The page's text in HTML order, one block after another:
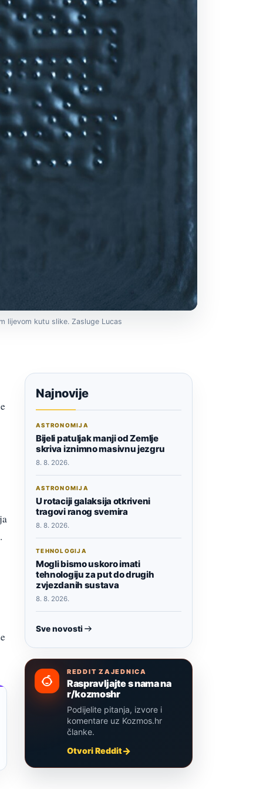
lijevom kutu slike. Zasluge Lucas
Najnovije
ASTRONOMIJA
Bijeli patuljak manji od Zemlje
skriva iznimno masivnu jezgru
8. 8. 2026.
ASTRONOMIJA
U rotaciji galaksija otkriveni
tragovi ranog svemira
8. 8. 2026.
TEHNOLOGIJA
Mogli bismo uskoro imati
tehnologiju za put do drugih
zvjezdanih sustava
8. 8. 2026.
Sve novosti
REDDIT ZAJEDNICA
Raspravljajte s nama na
r/kozmoshr
Podijelite pitanja, izvore i
komentare uz Kozmos.hr
članke.
Otvori Reddit